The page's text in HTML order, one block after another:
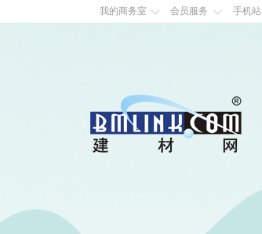
我的商务室 会员服务 手机站